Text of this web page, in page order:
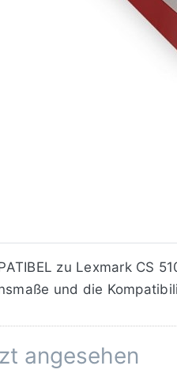
zu Lexmark CS
und die
angesehen